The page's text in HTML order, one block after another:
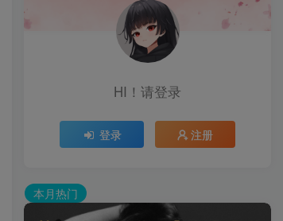
HI！请登录
登录 注册
本月热门